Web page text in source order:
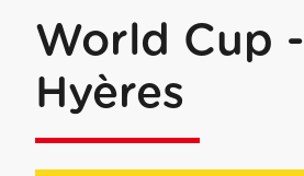
World Cup -
Hyères